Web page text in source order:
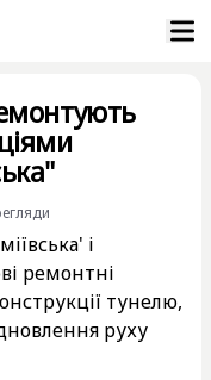
і
ремонтні
тунелю,
руху